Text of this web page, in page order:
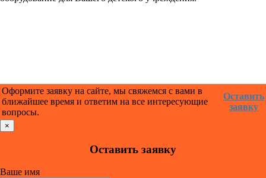
Оформите заявку на сайте, мы свяжемся с вами в
ближайшее время и ответим на все интересующие
вопросы.
Оставить
заявку
×
Оставить заявку
Ваше имя